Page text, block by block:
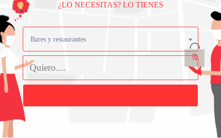
¿LO NECESITAS? LO TIENES
Bares y restaurantes